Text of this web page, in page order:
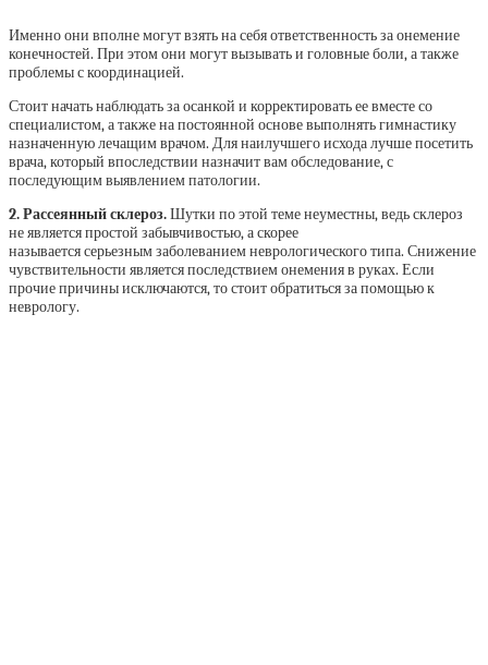
Именно они вполне могут взять на себя ответственность за онемение
конечностей. При этом они могут вызывать и головные боли, а также
проблемы с координацией.
Стоит начать наблюдать за осанкой и корректировать ее вместе со
специалистом, а также на постоянной основе выполнять гимнастику
назначенную лечащим врачом. Для наилучшего исхода лучше посетить
врача, который впоследствии назначит вам обследование, с
последующим выявлением патологии.
2. Рассеянный склероз.Шутки по этой теме неуместны, ведь склероз
не является простой забывчивостью, а скорее
называется серьезным заболеванием неврологического типа. Снижение
чувствительности является последствием онемения в руках. Если
прочие причины исключаются, то стоит обратиться за помощью к
неврологу.